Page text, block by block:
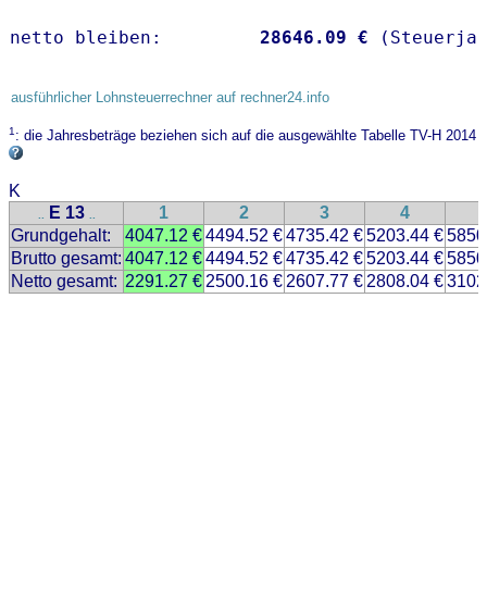
netto bleiben: 28646.09 €
ausführlicher Lohnsteuerrechner auf rechner24.info
1: die Jahresbeträge beziehen sich auf die ausgewählte Tabelle TV-H 2014
K
.. E 13 .. 1 2 3 4
Grundgehalt:
4047.12 €4494.52 €4735.42 €5203.44 €
Brutto gesamt: 4047.12 €4494.52 €4735.42 €5203.44 €
Netto gesamt: 2291.27 € 2500.16 € 2607.77 € 2808.04 €